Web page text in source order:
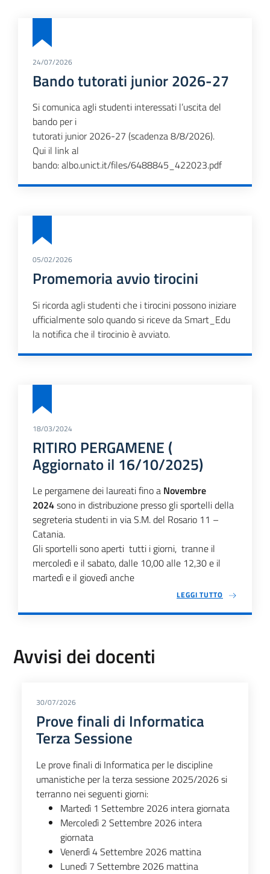
24/07/2026
Bando tutorati junior 2026-27
Si comunica agli studenti interessati l’uscita del
bando per i
tutorati junior 2026-27 (scadenza 8/8/2026).
Qui il link al
bando:albo.unict.it/files/6488845_422023.pdf
05/02/2026
Promemoria avvio tirocini
Si ricorda agli studenti che i tirocini possono iniziare
ufficialmentesolo quando si riceve da Smart_Edu
la notifica che il tirocinio èavviato.
18/03/2024
RITIRO PERGAMENE (
Aggiornato il 16/10/2025)
Le pergamene dei laureati fino a Novembre
2024sono in distribuzione presso gli sportelli della
segreteria studenti in via S.M. del Rosario 11 –
Catania.
Gli sportelli sono aperti tutti i giorni, tranne il
mercoledì e il sabato, dalle 10,00 alle 12,30 e il
martedì e il giovedì anche
LEGGI TUTTO
Avvisi dei docenti
30/07/2026
Prove finali di Informatica
Terza Sessione
Le prove finali di Informatica per le discipline
umanistiche per la terza sessione 2025/2026 si
terranno nei seguenti giorni:
Martedì 1 Settembre 2026 intera giornata
Mercoledì 2 Settembre 2026 intera
giornata
Venerdì 4 Settembre 2026 mattina
Lunedì 7 Settembre 2026 mattina